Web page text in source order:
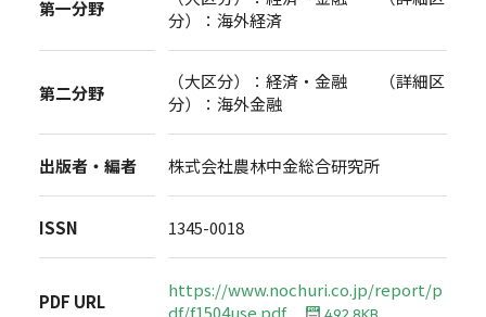
第一分野
分）：海外経済
第二分野
（大区分）：経済・金融 （詳細区
分）：海外金融
出版者・編者 株式会社農林中金総合研究所
ISSN 1345-0018
PDF URL
https://www.nochuri.co.jp/report/p
df/f1504use.pdf